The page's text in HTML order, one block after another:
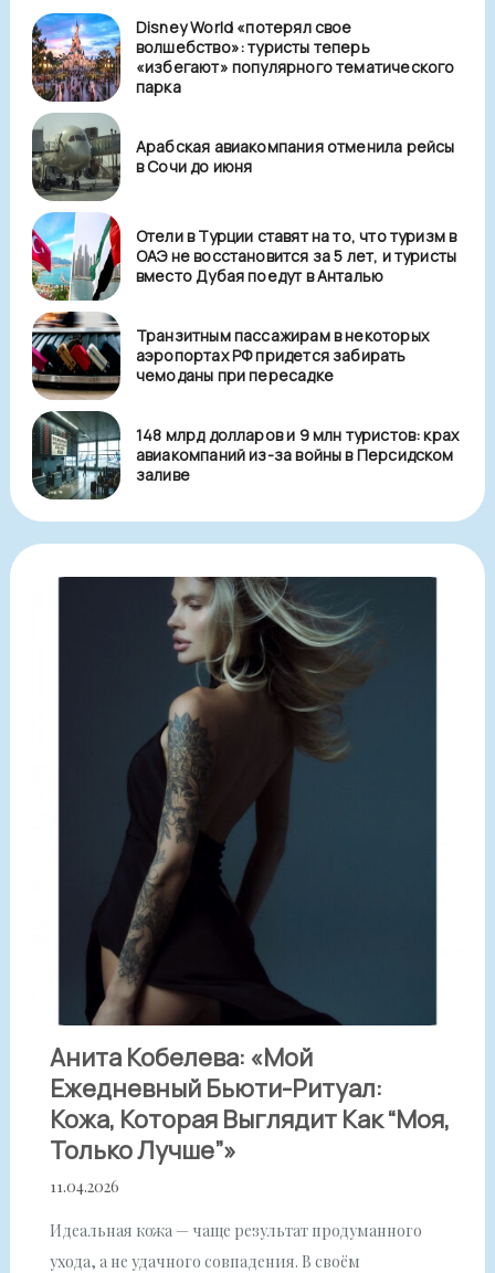
Disney World «потерял свое
волшебство»: туристы теперь
«избегают» популярного тематического
парка
Арабская авиакомпания отменила рейсы
в Сочи до июня
Отели в Турции ставят на то, что туризм в
ОАЭ не восстановится за 5 лет, и туристы
вместо Дубая поедут в Анталью
Транзитным пассажирам в некоторых
аэропортах РФ придется забирать
чемоданы при пересадке
148 млрд долларов и 9 млн туристов: крах
авиакомпаний из-за войны в Персидском
заливе
Анита Кобелева: «Мой
Ежедневный Бьюти-Ритуал:
Кожа, Которая Выглядит Как “моя,
Только Лучше”»
11.04.2026
Идеальная кожа — чаще результат продуманного
ухода, а не удачного совпадения. В своём